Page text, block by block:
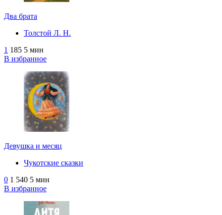
Два брата
Толстой Л. Н.
1 185 5 мин
В избранное
Девушка и месяц
Чукотские сказки
0 1 540 5 мин
В избранное